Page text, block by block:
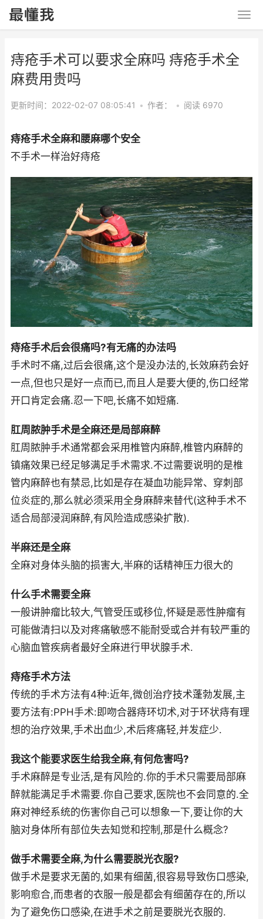
痔疮手术可以要求全麻吗 痔疮手术全
麻费用贵吗
更新时间：2022-02-07 08:05:41 • 作者： • 阅读 6970
痔疮手术全麻和腰麻哪个安全
不手术一样治好痔疮
痔疮手术后会很痛吗?有无痛的办法吗
手术时不痛,过后会很痛,这个是没办法的,长效麻药会好
一点,但也只是好一点而已,而且人是要大便的,伤口经常
开口肯定会痛.忍一下吧,长痛不如短痛.
肛周脓肿手术是全麻还是局部麻醉
肛周脓肿手术通常都会采用椎管内麻醉,椎管内麻醉的
镇痛效果已经足够满足手术需求.不过需要说明的是椎
管内麻醉也有禁忌,比如是存在凝血功能异常、穿刺部
位炎症的,那么就必须采用全身麻醉来替代(这种手术不
适合局部浸润麻醉,有风险造成感染扩散).
半麻还是全麻
全麻对身体头脑的损害大,半麻的话精神压力很大的
什么手术需要全麻
一般讲肿瘤比较大,气管受压或移位,怀疑是恶性肿瘤有
可能做清扫以及对疼痛敏感不能耐受或合并有较严重的
心脑血管疾病者最好全麻进行甲状腺手术.
痔疮手术方法
传统的手术方法有4种:近年,微创治疗技术蓬勃发展,主
要方法有:PPH手术:即吻合器痔环切术,对于环状痔有理
想的治疗效果,手术出血少,术后疼痛轻,并发症少.
我这个能要求医生给我全麻,有何危害吗?
手术麻醉是专业活,是有风险的.你的手术只需要局部麻
醉就能满足手术需要.你自己要求,医院也不会同意的.全
麻对神经系统的伤害你自己可以想象一下,要让你的大
脑对身体所有部位失去知觉和控制,那是什么概念?
做手术需要全麻,为什么需要脱光衣服?
做手术是要求无菌的,如果有细菌,很容易导致伤口感染,
影响愈合,而患者的衣服一般是都会有细菌存在的,所以
为了避免伤口感染,在进手术之前是要脱光衣服的.